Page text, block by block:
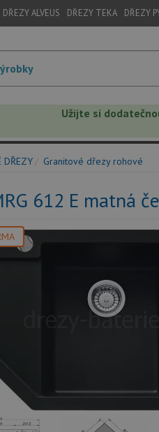
DŘEZY ALVEUS DŘEZY TEKA DŘEZY
Užijte si
DŘEZY Granitové dřezy rohové
612 E matná